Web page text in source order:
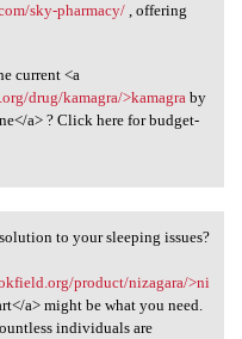
sky-pharmacy/, offering
current <a
drug/kamagra/>kamagraby
a> ? Click here for budget-
solution to
to your sleeping issues?
product/nizagara/>ni
a> might be what you need.
individuals are